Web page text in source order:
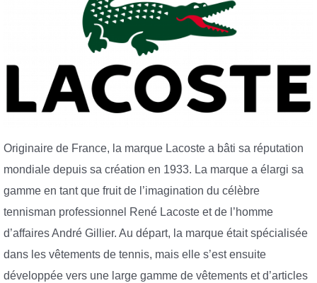
Originaire de France, la marque Lacoste a bâti sa réputation
mondiale depuis sa création en 1933. La marque a élargi sa
gamme en tant que fruit de l’imagination du célèbre
tennisman professionnel René Lacoste et de l’homme
d’affaires André Gillier. Au départ, la marque était spécialisée
dans les vêtements de tennis, mais elle s’est ensuite
développée vers une large gamme de vêtements et d’articles